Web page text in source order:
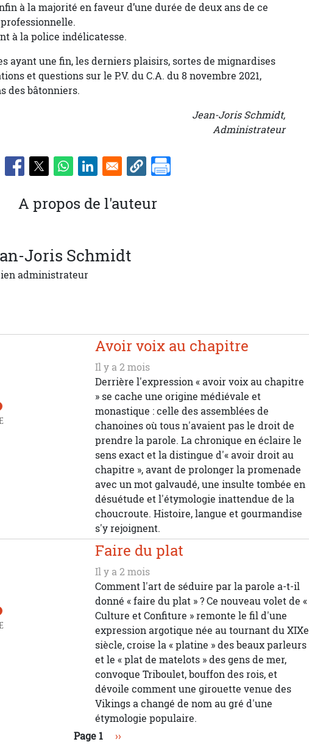
à la majorité en faveur d’une durée de deux ans de ce
à la police indélicatesse.
ayant une fin, les derniers plaisirs, sortes de mignardises
et questions sur le P.V. du C.A. du 8 novembre 2021,
des bâtonniers.
Jean-Joris Schmidt,
Administrateur
A propos de l'auteur
Joris Schmidt
administrateur
Avoir voix au chapitre
Il y a 2 mois
Derrière l'expression « avoir voix au chapitre
» se cache une origine médiévale et
monastique : celle des assemblées de
chanoines où tous n'avaient pas le droit de
prendre la parole. La chronique en éclaire le
sens exact et la distingue d'« avoir droit au
chapitre », avant de prolonger la promenade
avec un mot galvaudé, une insulte tombée en
désuétude et l'étymologie inattendue de la
choucroute. Histoire, langue et gourmandise
s'y rejoignent.
Faire du plat
Il y a 2 mois
Comment l'art de séduire par la parole a-t-il
donné « faire du plat » ? Ce nouveau volet de «
Culture et Confiture » remonte le fil d'une
expression argotique née au tournant du XIXe
siècle, croise la « platine » des beaux parleurs
et le « plat de matelots » des gens de mer,
convoque Triboulet, bouffon des rois, et
dévoile comment une girouette venue des
Vikings a changé de nom au gré d'une
étymologie populaire.
Page 1 Page suivante
››